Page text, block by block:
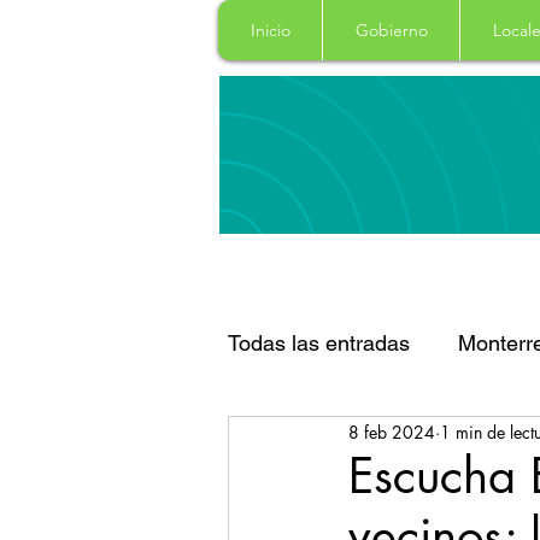
Inicio Gobierno
Todas las entradas
Santa Catarina San
8 feb 2024 1 min de